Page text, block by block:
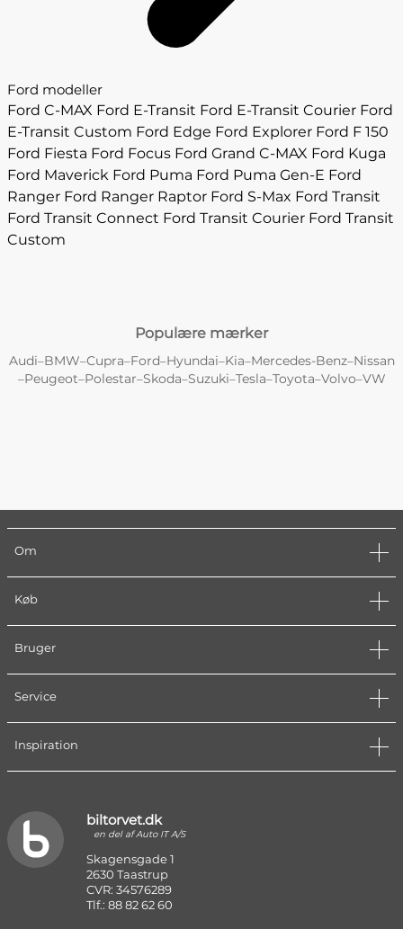
Ford modeller
Ford C-MAX Ford E-Transit Ford E-Transit Courier Ford
E-Transit Custom Ford Edge Ford Explorer Ford F 150
Ford Fiesta Ford Focus Ford Grand C-MAX Ford Kuga
Ford Maverick Ford Puma Ford Puma Gen-E Ford
Ranger Ford Ranger Raptor Ford S-Max Ford Transit
Ford Transit Connect Ford Transit Courier Ford Transit
Custom
Populære mærker
Audi–BMW–Cupra–Ford–Hyundai–Kia–Mercedes-Benz–Nissan
–Peugeot–Polestar–Skoda–Suzuki–Tesla–Toyota–Volvo–VW
Om
Køb
Bruger
Service
Inspiration
biltorvet.dk
en del af Auto IT A/S
Skagensgade 1
2630 Taastrup
CVR: 34576289
Tlf.: 88 82 62 60